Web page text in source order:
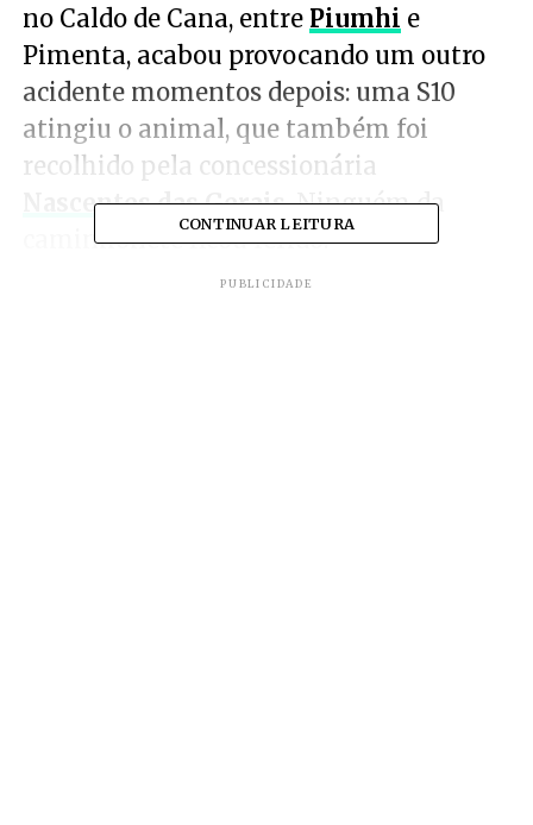
no Caldo de Cana, entre Piumhi e
Pimenta, acabou provocando um outro
acidente momentos depois: uma S10
atingiu o animal, que também foi
recolhido pela concessionária
Nascentes das Gerais. Ninguém da
caminhonete ficou ferido.
CONTINUAR LEITURA
PUBLICIDADE